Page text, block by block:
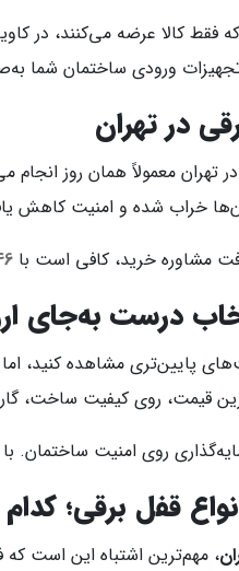
ورودی ساختمان شما
در تهران
معمولاً همان روز
خراب شده و امنیت کاهش
مشاوره خرید، کافی است با
درست به‌جای
پایین‌تری مشاهده کنید،
قیمت، روی کیفیت ساخت،
روی امنیت ساختمان.
قفل برقی؛
، مهم‌ترین اشتباه این است